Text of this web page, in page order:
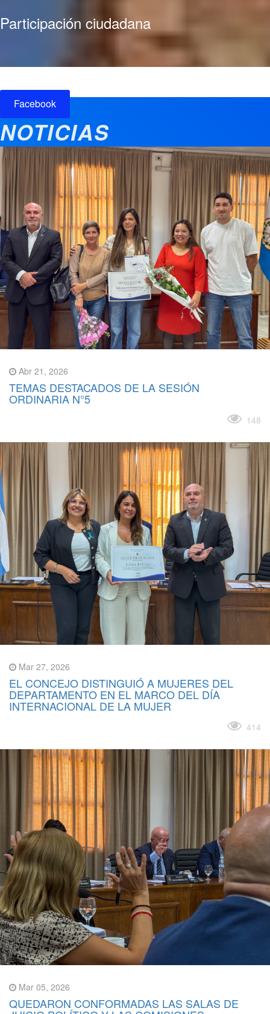
Participación ciudadana
Facebook
NOTICIAS
Abr 21, 2026
TEMAS DESTACADOS DE LA SESIÓN
ORDINARIA N°5
148
Mar 27, 2026
EL CONCEJO DISTINGUIÓ A MUJERES DEL
DEPARTAMENTO EN EL MARCO DEL DÍA
INTERNACIONAL DE LA MUJER
414
Mar 05, 2026
QUEDARON CONFORMADAS LAS SALAS DE